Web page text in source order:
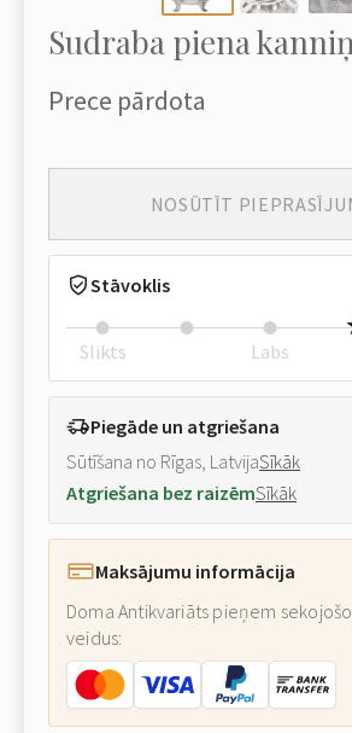
Sudraba piena
Prece pārdota
NOSŪTĪT
Stāvoklis
Slikts Labs
Piegāde un atgriešana
Sūtīšana no Rīgas, LatvijaSīkāk
Atgriešana bez raizēmSīkāk
Maksājumu informācija
Doma Antikvariāts pieņem
veidus: